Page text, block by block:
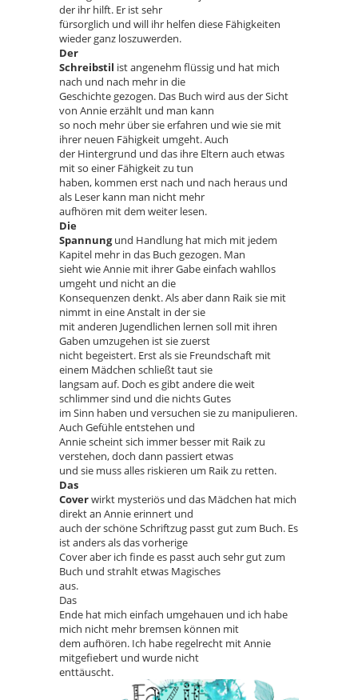
der ihr hilft. Er ist sehr
fürsorglich und will ihr helfen diese Fähigkeiten
wieder ganz loszuwerden.
Der
Schreibstil ist angenehm flüssig und hat mich
nach und nach mehr in die
Geschichte gezogen. Das Buch wird aus der Sicht
von Annie erzählt und man kann
so noch mehr über sie erfahren und wie sie mit
ihrer neuen Fähigkeit umgeht. Auch
der Hintergrund und das ihre Eltern auch etwas
mit so einer Fähigkeit zu tun
haben, kommen erst nach und nach heraus und
als Leser kann man nicht mehr
aufhören mit dem weiter lesen.
Die
Spannungund Handlung hat mich mit jedem
Kapitel mehr in das Buch gezogen. Man
sieht wie Annie mit ihrer Gabe einfach wahllos
umgeht und nicht an die
Konsequenzen denkt. Als aber dann Raik sie mit
nimmt in eine Anstalt in der sie
mit anderen Jugendlichen lernen soll mit ihren
Gaben umzugehen ist sie zuerst
nicht begeistert. Erst als sie Freundschaft mit
einem Mädchen schließt taut sie
langsam auf. Doch es gibt andere die weit
schlimmer sind und die nichts Gutes
im Sinn haben und versuchen sie zu manipulieren.
Auch Gefühle entstehen und
Annie scheint sich immer besser mit Raik zu
verstehen, doch dann passiert etwas
und sie muss alles riskieren um Raik zu retten.
Das
Coverwirkt mysteriös und das Mädchen hat mich
direkt an Annie erinnert und
auch der schöne Schriftzug passt gut zum Buch. Es
ist anders als das vorherige
Cover aber ich finde es passt auch sehr gut zum
Buch und strahlt etwas Magisches
aus.
Das
Ende hat mich einfach umgehauen und ich habe
mich nicht mehr bremsen können mit
dem aufhören. Ich habe regelrecht mit Annie
mitgefiebert und wurde nicht
enttäuscht.